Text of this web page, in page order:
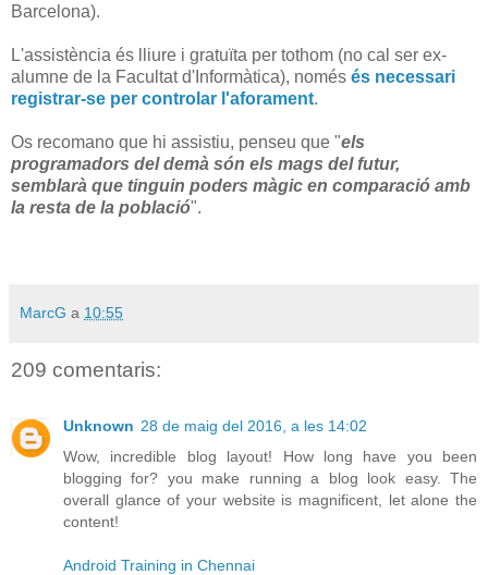
Barcelona).
L'assistència és lliure i gratuïta per tothom (no cal ser ex-
alumne de la Facultat d'Informàtica), només és necessari
registrar-se per controlar l'aforament.
Os recomano que hi assistiu, penseu que "els
programadors del demà són els mags del futur,
semblarà que tinguin poders màgic en comparació amb
la resta de la població".
MarcG a 10:55
209 comentaris:
Unknown 28 de maig del 2016, a les 14:02
Wow, incredible blog layout! How long have you been
blogging for? you make running a blog look easy. The
overall glance of your website is magnificent, let alone the
content!
Android Training in Chennai